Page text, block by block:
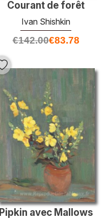
Courant de forêt
Ivan Shishkin
€142.00€83.78
Pipkin avec Mallows